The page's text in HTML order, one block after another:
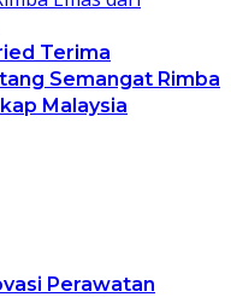
Terima
Semangat Rimba
Malaysia
Perawatan